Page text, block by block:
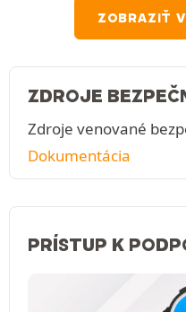
ZOBRAZIŤ
ZDROJE
Zdroje venované
Dokumentácia
PRÍSTUP K